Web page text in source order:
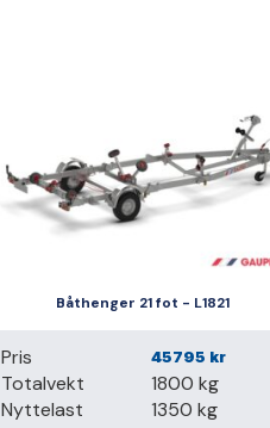
Båthenger 21 fot - L1821
Pris 45795 kr
Totalvekt
1800 kg
Nyttelast
1350 kg